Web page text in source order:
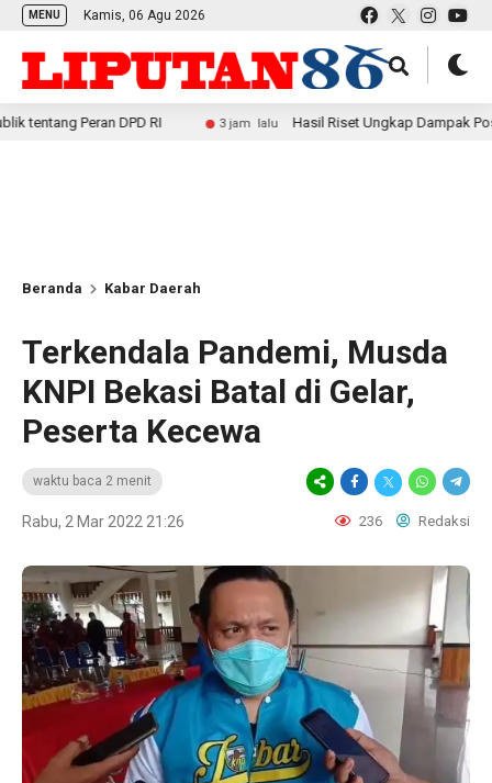
MENU Kamis, 06 Agu 2026
DPD RI 3 jam lalu Hasil Riset Ungkap Dampak Positif MBG
Beranda Kabar Daerah
Terkendala Pandemi, Musda
KNPI Bekasi Batal di Gelar,
Peserta Kecewa
waktu baca 2 menit
Rabu, 2 Mar 2022 21:26 236 Redaksi